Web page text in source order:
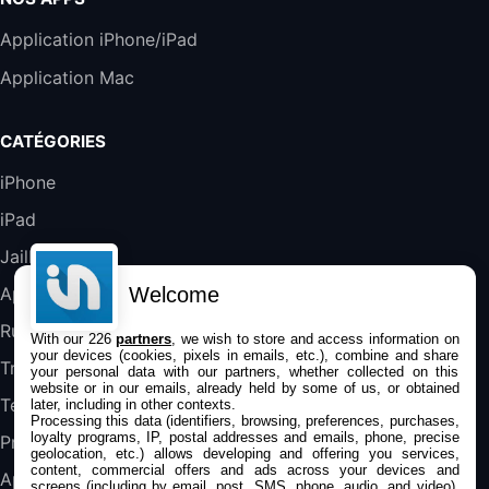
Galaxy S25 FE 6,7\" 5G Nano SIM 128 Go
Blanc
45,98€
Application iPhone/iPad
Application Mac
CATÉGORIES
iPhone
iPad
Jailbreak
Applications
Rumeurs
Trucs & astuces
Tests
Promos
Apple
Welcome
With our 226partners , we wish to store and access information on
your devices (cookies, pixels in emails, etc.), combine and share
your personal data with our partners, whether collected on this
website or in our emails, already held by some of us, or obtained
later, including in other contexts.
Processing this data (identifiers, browsing, preferences, purchases,
loyalty programs, IP, postal addresses and emails, phone, precise
geolocation, etc.) allows developing and offering you services,
content, commercial offers and ads across your devices and
screens (including by email, post, SMS, phone, audio, and video),